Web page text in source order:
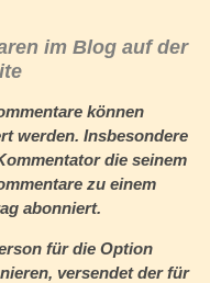
im Blog auf der
können
werden. Insbesondere
die seinem
zu einem
abonniert.
für die Option
versendet der für